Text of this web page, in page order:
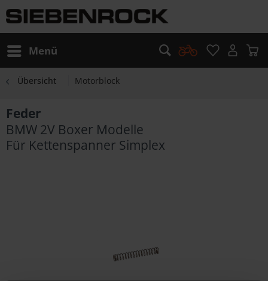
Menü
Übersicht Motorblock
Feder
BMW 2V Boxer Modelle
Für Kettenspanner Simplex